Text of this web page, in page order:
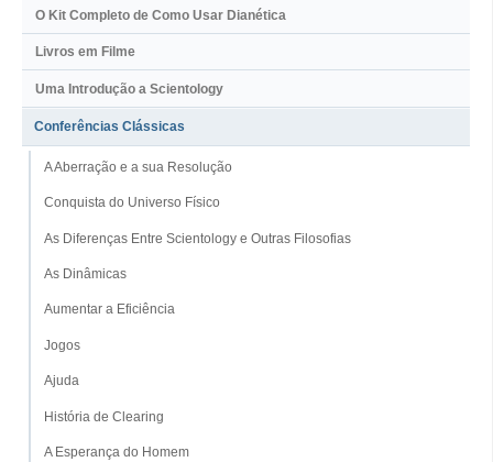
O Kit Completo de Como Usar Dianética
Livros em Filme
Uma Introdução a Scientology
Conferências Clássicas
A Aberração e a sua Resolução
Conquista do Universo Físico
As Diferenças Entre Scientology e Outras Filosofias
As Dinâmicas
Aumentar a Eficiência
Jogos
Ajuda
História de Clearing
A Esperança do Homem